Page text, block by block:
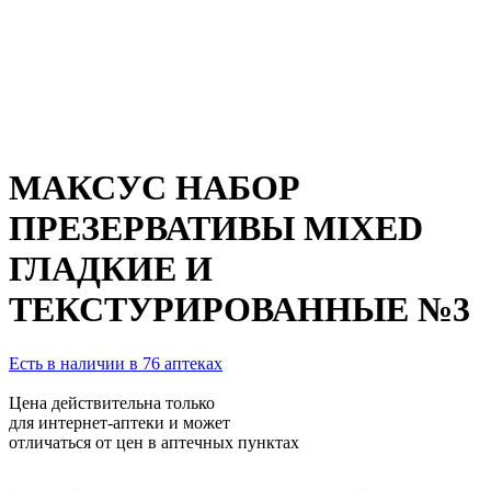
МАКСУС НАБОР
ПРЕЗЕРВАТИВЫ MIXED
ГЛАДКИЕ И
ТЕКСТУРИРОВАННЫЕ №3
Есть в наличии в 76 аптеках
Цена действительна только
для интернет-аптеки и может
отличаться от цен в аптечных пунктах